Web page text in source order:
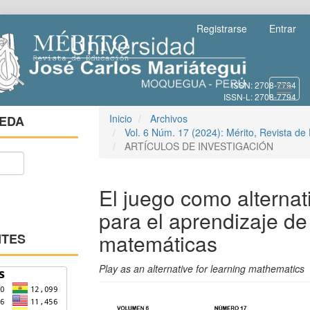
rápido
al
contenido
de
la
página
Registrarse Entrar
Inicio
Archivos
Vol. 6 Núm. 17 (2024): Mérito, Revista de
ARTÍCULOS DE INVESTIGACIÓN
El juego como
para el aprendizaje
matemáticas
Play as an alternative for learning mathematics